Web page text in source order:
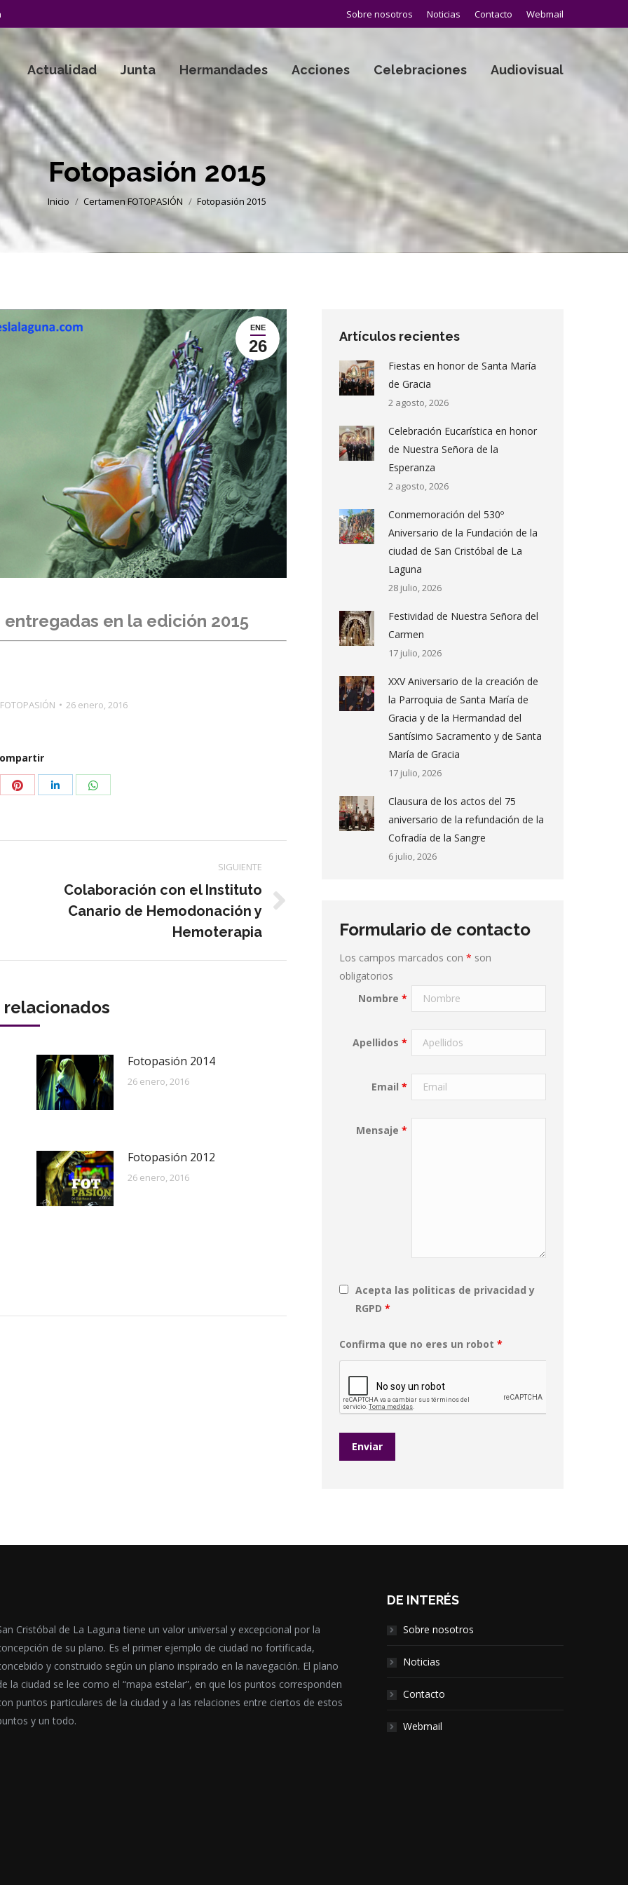
Sobre nosotros Noticias Contacto Webmail
Actualidad Junta Hermandades Acciones Celebraciones Audiovisual
Fotopasión 2015
Estás aquí:
Inicio Certamen FOTOPASIÓN Fotopasión 2015
ENE
26
en la edición 2015
26 enero, 2016
CompartirCompartirCompartir
SIGUIENTE
Publicación
Colaboración con el Instituto
Canario de Hemodonación y
Hemoterapia
Fotopasión 2014
26 enero, 2016
Fotopasión 2012
26 enero, 2016
Artículos recientes
Fiestas en honor de Santa María
de Gracia
2 agosto, 2026
Celebración Eucarística en honor
de Nuestra Señora de la
Esperanza
2 agosto, 2026
Conmemoración del 530º
Aniversario de la Fundación de la
ciudad de San Cristóbal de La
Laguna
28 julio, 2026
Festividad de Nuestra Señora del
Carmen
17 julio, 2026
XXV Aniversario de la creación de
la Parroquia de Santa María de
Gracia y de la Hermandad del
Santísimo Sacramento y de Santa
María de Gracia
17 julio, 2026
Clausura de los actos del 75
aniversario de la refundación de la
Cofradía de la Sangre
6 julio, 2026
Formulario de contacto
Los campos marcados con * son
obligatorios
Nombre*
Apellidos*
Email*
Mensaje*
Acepta las politicas de privacidad y
RGPD *
Confirma que no eres un robot *
Cristóbal de La Laguna tiene un valor universal y excepcional por la
de su plano. Es el primer ejemplo de ciudad no fortificada,
y construido según un plano inspirado en la navegación. El plano
la ciudad se lee como el “mapa estelar”, en que los puntos corresponden
puntos particulares de la ciudad y a las relaciones entre ciertos de estos
y un todo.
DE INTERÉS
Sobre nosotros
Noticias
Contacto
Webmail